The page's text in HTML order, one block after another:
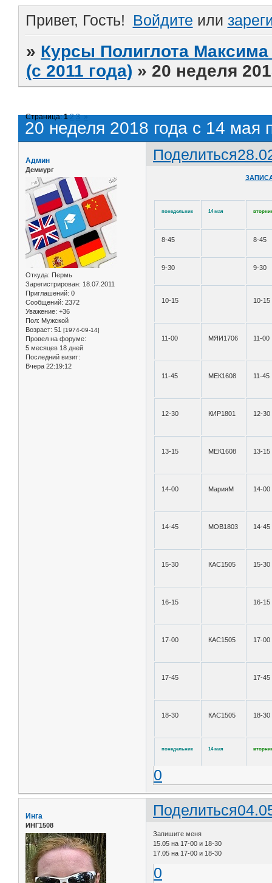
Привет, Гость! Войдите или
» Курсы Полиглота
(с 2011 года) » 20 неделя
20 неделя 2018 года с 14 мая
Страница:1 2 3 »
Поделиться
Админ
Демиург
Откуда: Пермь
Зарегистрирован: 18.07.2011
Приглашений: 0
Сообщений: 2372
Уважение: +36
Пол: Мужской
Возраст: 51 [1974-09-14]
Провел на форуме:
5 месяцев 18 дней
Последний визит:
Вчера 22:19:12
понедельник 14 мая
8-45 8-45
9-30 9-30
10-15 10-15
11-00 МЯИ1706 11-00
11-45 МЕК1608 11-45
12-30 КИР1801 12-30
13-15 МЕК1608 13-15
14-00 МарияМ 14-00
14-45 МОВ1803 14-45
15-30 КАС1505 15-30
16-15 16-15
17-00 КАС1505 17-00
17-45 17-45
18-30 КАС1505 18-30
понедельник 14 мая
0
Поделиться
Инга
ИНГ1508
Запишите меня
15.05 на 17-00 и 18-30
17.05 на 17-00 и 18-30
0